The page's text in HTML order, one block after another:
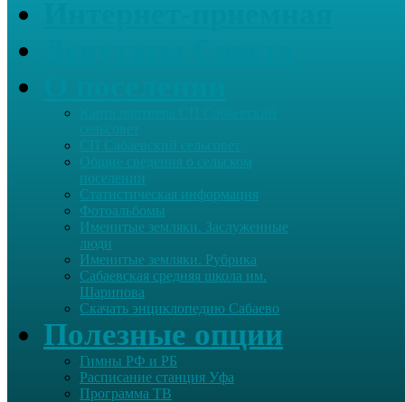
Общие сведения о сельском
поселении
Статистическая информация
Фотоальбомы
Именитые земляки. Заслуженные
люди
Именитые земляки. Рубрика
Сабаевская средняя школа им.
Шарипова
Скачать энциклопедию Сабаево
Полезные опции
Гимны РФ и РБ
Расписание станция Уфа
Программа ТВ